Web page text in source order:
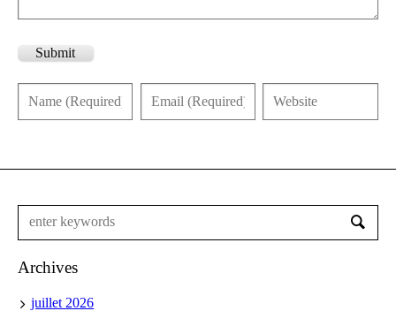
Submit
Archives
juillet 2026